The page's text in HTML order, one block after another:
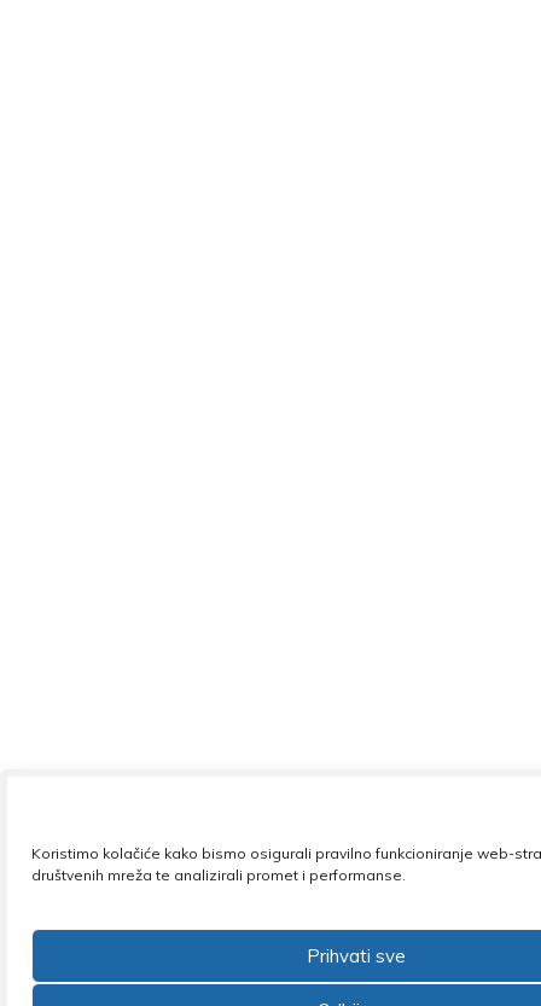
Koristimo kolačiće kako bismo osigurali pravilno funkcioniranje web-
društvenih mreža te analizirali promet i performanse.
Prihvati sve